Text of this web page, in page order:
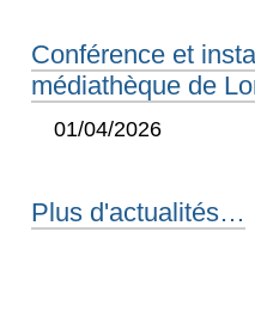
Conférence et
médiathèque de
01/04/2026
Plus d'actualités…